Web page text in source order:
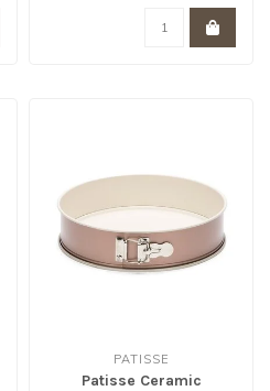
PATISSE
Patisse Ceramic